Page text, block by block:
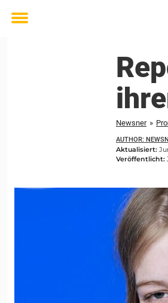
Toggle
Newsner »
AUTHOR:
Aktualisiert:
Veröffentlicht: